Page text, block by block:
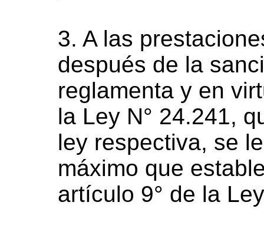
3. A las
después de la
reglamenta y en
la Ley N° 24.241,
ley respectiva, se
máximo que
artículo 9° de la